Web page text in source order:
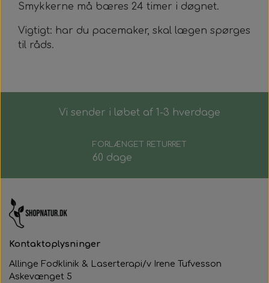
Smykkerne må bæres 24 timer i døgnet.
Vigtigt: har du pacemaker, skal lægen spørges
til råds.
Vi sender i løbet af 1-3 hverdage
FORLÆNGET RETURRET
60 dage
Kontaktoplysninger
Allinge Fodklinik & Laserterapi/v Irene Tufvesson
Askevænget 5